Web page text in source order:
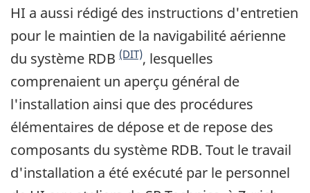
HI a aussi rédigé des instructions d'entretien
pour le maintien de la navigabilité aérienne
du système RDB (DIT), lesquelles
comprenaient un aperçu général de
l'installation ainsi que des procédures
élémentaires de dépose et de repose des
composants du système RDB. Tout le travail
d'installation a été exécuté par le personnel